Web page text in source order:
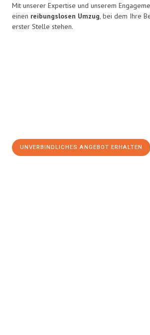
Mit unserer Expertise und unserem
einen reibungslosen Umzug, bei dem Ihre
erster Stelle stehen.
UNVERBINDLICHES ANGEBOT ERHALTEN